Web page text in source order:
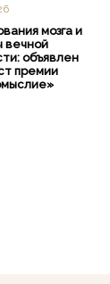
мозга и
вечной
объявлен
премии